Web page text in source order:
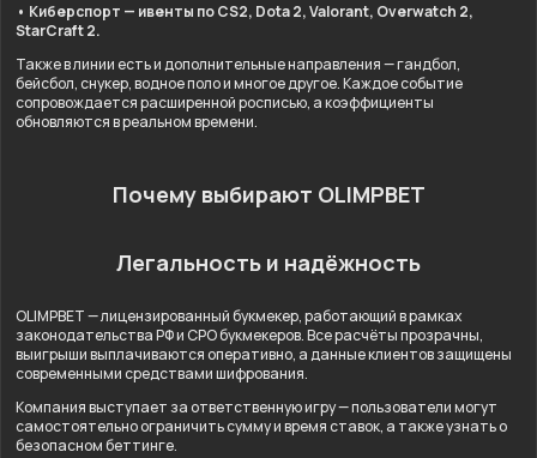
• Киберспорт — ивенты по CS2, Dota 2, Valorant, Overwatch 2,
StarCraft 2.
Также в линии есть и дополнительные направления — гандбол,
бейсбол, снукер, водное поло и многое другое. Каждое событие
сопровождается расширенной росписью, а коэффициенты
обновляются в реальном времени.
Почему выбирают OLIMPBET
Легальность и надёжность
OLIMPBET — лицензированный букмекер, работающий в рамках
законодательства РФ и СРО букмекеров. Все расчёты прозрачны,
выигрыши выплачиваются оперативно, а данные клиентов защищены
современными средствами шифрования.
Компания выступает за ответственную игру — пользователи могут
самостоятельно ограничить сумму и время ставок, а также узнать о
безопасном беттинге.